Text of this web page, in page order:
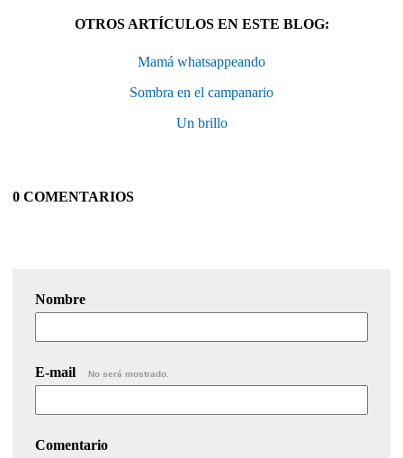
OTROS ARTÍCULOS EN ESTE BLOG:
Mamá whatsappeando
Sombra en el campanario
Un brillo
0 COMENTARIOS
Nombre
E-mail No será mostrado.
Comentario